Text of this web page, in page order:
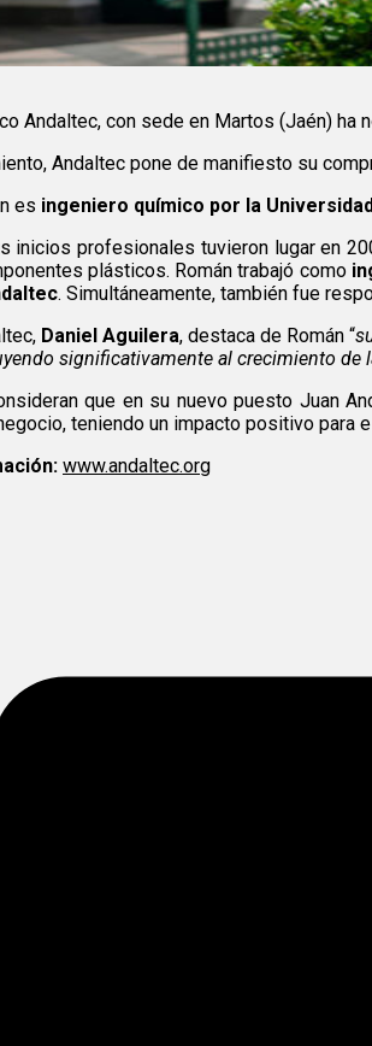
Andaltec, con sede en Martos (Jaén) ha
Andaltec pone de manifiesto su
es ingeniero químico por la
inicios profesionales tuvieron lugar en
plásticos. Román trabajó como
. Simultáneamente, también fue
Daniel Aguilera, destaca de Román “
significativamente al crecimiento de
que en su nuevo puesto Juan
teniendo un impacto positivo para
www.andaltec.org